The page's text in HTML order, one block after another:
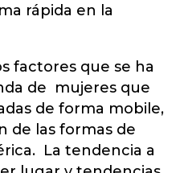
rápida en la
factores que se ha
de mujeres que
de forma mobile,
de las formas de
La tendencia a